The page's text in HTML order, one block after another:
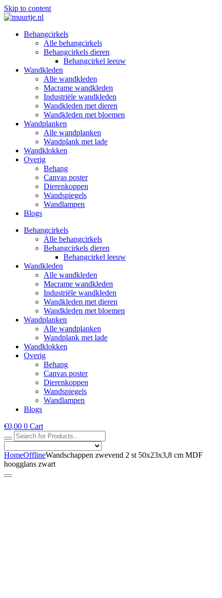
Skip to content
Behangcirkels
Alle behangcirkels
Behangcirkels dieren
Behangcirkel leeuw
Wandkleden
Alle wandkleden
Macrame wandkleden
Industriële wandkleden
Wandkleden met dieren
Wandkleden met bloemen
Wandplanken
Alle wandplanken
Wandplank met lade
Wandklokken
Overig
Behang
Canvas poster
Dierenkoppen
Wandspiegels
Wandlampen
Blogs
Behangcirkels
Alle behangcirkels
Behangcirkels dieren
Behangcirkel leeuw
Wandkleden
Alle wandkleden
Macrame wandkleden
Industriële wandkleden
Wandkleden met dieren
Wandkleden met bloemen
Wandplanken
Alle wandplanken
Wandplank met lade
Wandklokken
Overig
Behang
Canvas poster
Dierenkoppen
Wandspiegels
Wandlampen
Blogs
€0,00 0 Cart
HomeOfflineWandschappen zwevend 2 st 50x23x3,8 cm MDF
hoogglans zwart